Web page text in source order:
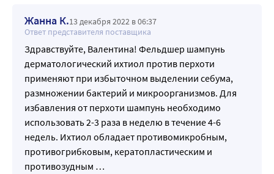
Жанна К.13 декабря 2022 в 06:37
Ответ представителя поставщика
Здравствуйте, Валентина! Фельдшер шампунь
дерматологический ихтиол против перхоти
применяют при избыточном выделении себума,
размножении бактерий и микроорганизмов. Для
избавления от перхоти шампунь необходимо
использовать 2-3 раза в неделю в течение 4-6
недель. Ихтиол обладает противомикробным,
противогрибковым, кератопластическим и
противозудным …